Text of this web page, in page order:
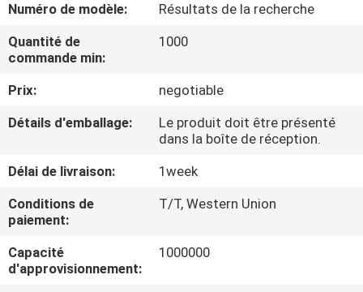
VISITE
CONTRÔLE
QUALITÉ
CONTACTEZ-
NOUS
Numéro de modèle:
Résultats de la recherche
Quantité de
commande min:
1000
Prix:
negotiable
Détails d'emballage:
Le produit doit être présenté
dans la boîte de réception.
Délai de livraison:
1week
Conditions de
paiement:
T/T, Western Union
Capacité
d'approvisionnement:
1000000